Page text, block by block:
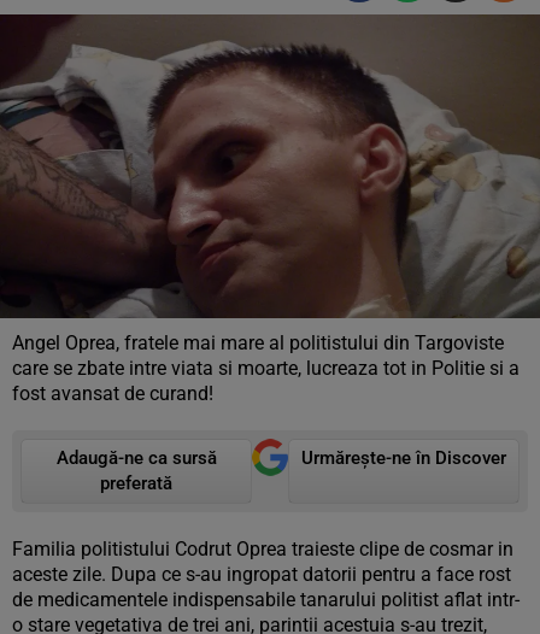
Angel Oprea, fratele mai mare al politistului din Targoviste
care se zbate intre viata si moarte, lucreaza tot in Politie si a
fost avansat de curand!
Adaugă-ne ca sursă
preferată
Urmărește-ne în Discover
Familia politistului Codrut Oprea traieste clipe de cosmar in
aceste zile. Dupa ce s-au ingropat datorii pentru a face rost
de medicamentele indispensabile tanarului politist aflat intr-
o stare vegetativa de trei ani, parintii acestuia s-au trezit,